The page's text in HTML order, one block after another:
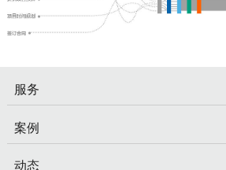
服务
案例
动态